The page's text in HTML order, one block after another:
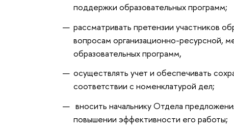
поддержки образовательных программ;
рассматривать претензии участников
вопросам организационно-ресурсной,
образовательных программ,
осуществлять учет и обеспечивать
соответствии с номенклатурой дел;
вносить начальнику Отдела
повышении эффективности его работы;